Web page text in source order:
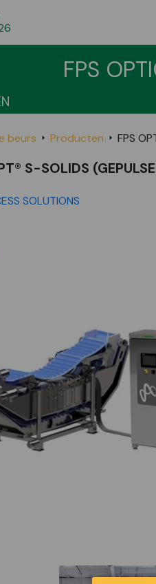
FPS
beurs Producten FPS
S-SOLIDS
SOLUTIONS